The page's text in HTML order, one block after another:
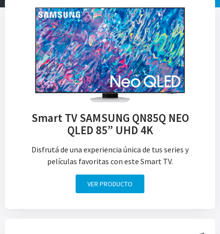
Smart TV SAMSUNG QN85Q NEO
QLED 85” UHD 4K
Disfrutá de una experiencia única de tus series y
películas favoritas con este Smart TV.
VER PRODUCTO